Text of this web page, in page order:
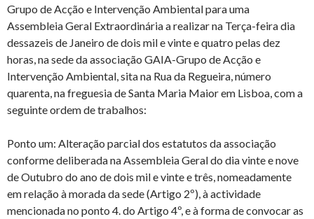
Grupo de Acção e Intervenção Ambiental para uma
Assembleia Geral Extraordinária a realizar na Terça-feira dia
dessazeis de Janeiro de dois mil e vinte e quatro pelas dez
horas, na sede da associação GAIA-Grupo de Acção e
Intervenção Ambiental, sita na Rua da Regueira, número
quarenta, na freguesia de Santa Maria Maior em Lisboa, com a
seguinte ordem de trabalhos:
Ponto um: Alteração parcial dos estatutos da associação
conforme deliberada na Assembleia Geral do dia vinte e nove
de Outubro do ano de dois mil e vinte e três, nomeadamente
em relação à morada da sede (Artigo 2º), à actividade
mencionada no ponto 4. do Artigo 4º, e à forma de convocar as